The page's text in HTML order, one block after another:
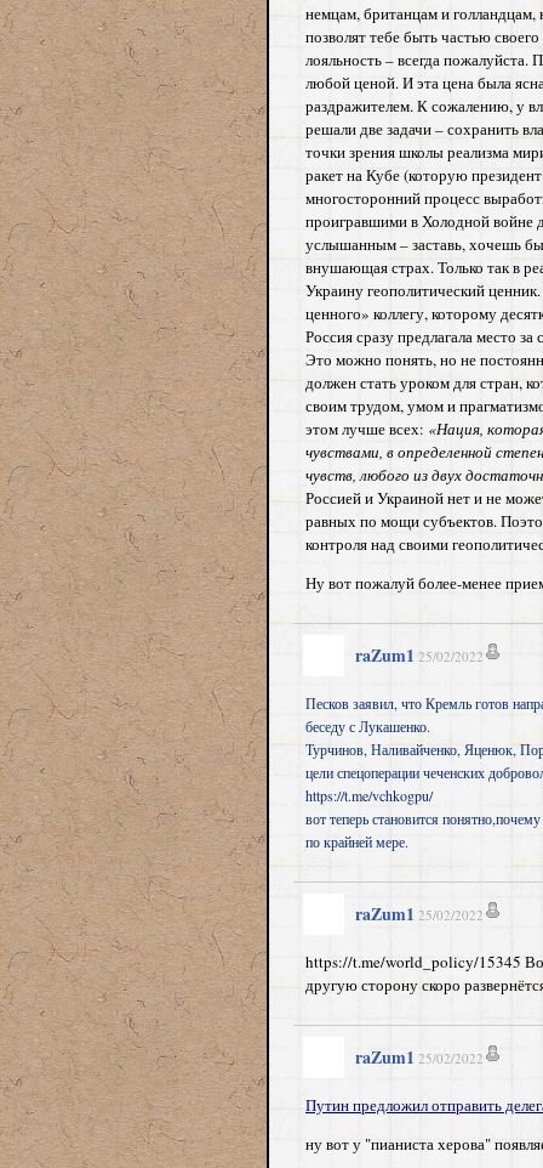
немцам, британцам и
позволят тебе быть частью
лояльность – всегда пожалуйста.
любой ценой.И эта цена была
раздражителем. К сожалению,у
решали две задачи – сохранить
точки зрения школы реализма
ракет на Кубе (которую
многосторонний процесс
проигравшими в Холодной войне
услышанным – заставь, хочешь
внушающая страх.Только так в
Украину геополитический ценник.
ценного» коллегу, которому
Россия сразу предлагала место
Это можно понять, но не
должен стать уроком для стран,
своим трудом, умом и
этом лучше всех: «Нация,
чувствами, в определенной
чувств, любого из двух
Россией и Украиной нет и не
равных по мощи субъектов.
контроля над своими
Ну вот пожалуй более-менее
raZum1 25/02/2022
Песков заявил, что Кремль готов
беседу с Лукашенко.
Турчинов, Наливайченко, Яценюк,
цели спецоперации чеченских
https://t.me/vchkogpu/
вот теперь становится
по крайней мере.
raZum1 25/02/2022
https://t.me/world_policy/15345
другую сторону скоро
raZum1 25/02/2022
Путин предложил отправить
ну вот у "пианиста херова"